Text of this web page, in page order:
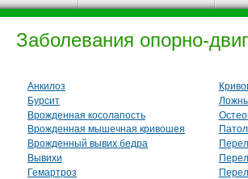
Заболевания опорно-
Анкилоз
Бурсит
Врожденная косолапость
Врожденная мышечная кривошея
Врожденный вывих бедра
Вывихи
Гемартроз